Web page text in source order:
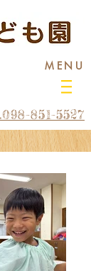
MENU
851-5527